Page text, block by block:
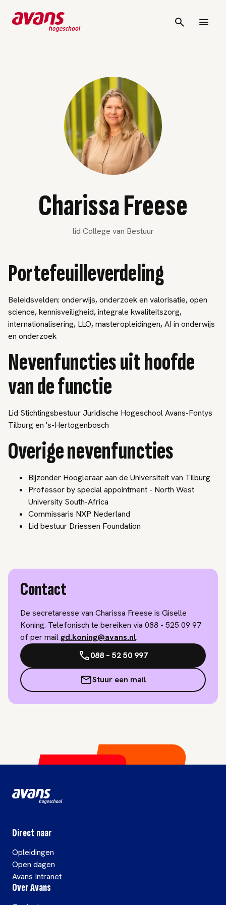
Charissa Freese
lid College van Bestuur
Portefeuilleverdeling
Beleidsvelden: onderwijs, onderzoek en valorisatie, open
science, kennisveiligheid, integrale kwaliteitszorg,
internationalisering, LLO, masteropleidingen, AI in onderwijs
en onderzoek
Nevenfuncties uit hoofde
van de functie
Lid Stichtingsbestuur Juridische Hogeschool Avans-Fontys
Tilburg en 's-Hertogenbosch
Overige nevenfuncties
Bijzonder Hoogleraar aan de Universiteit van Tilburg
Professor by special appointment - North West
University South-Africa
Commissaris NXP Nederland
Lid bestuur Driessen Foundation
Contact
De secretaresse van Charissa Freese is Giselle
Koning. Telefonisch te bereiken via 088 - 525 09 97
of per mailgd.koning@avans.nl.
088 – 52 50 997
Stuur een mail
Direct naar
Opleidingen
Open dagen
Avans Intranet
Over Avans